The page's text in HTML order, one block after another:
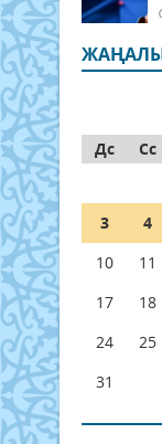
Дс
Сс
3
4
10
11
17
18
24
25
31